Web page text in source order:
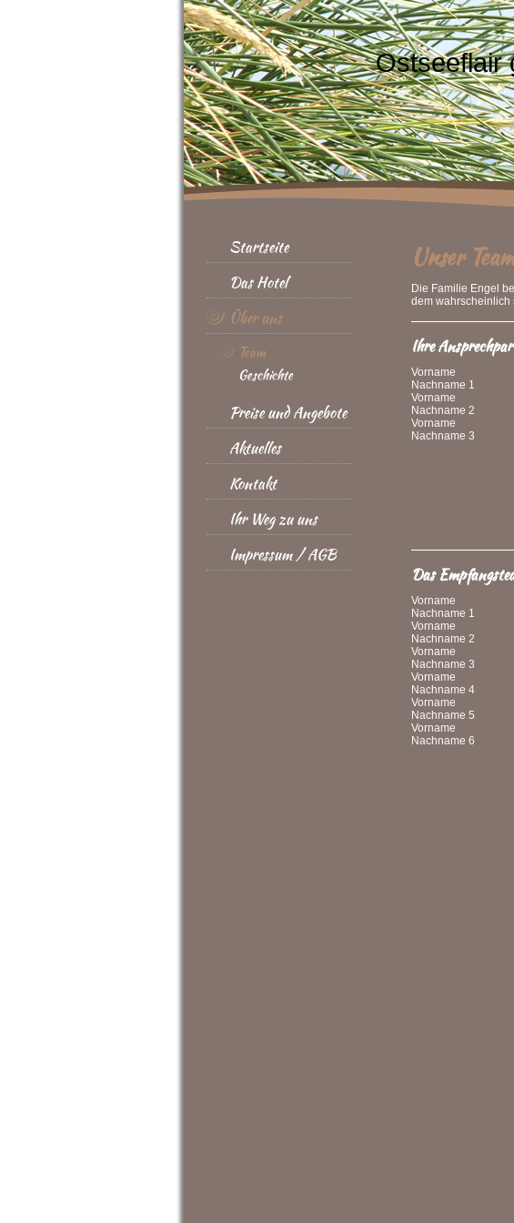
Ostseeflair
Startseite
Das Hotel
Über uns
Team
Geschichte
Preise und Angebote
Aktuelles
Kontakt
Ihr Weg zu uns
Impressum / AGB
Unser Team
Die Familie Engel
dem wahrscheinlich
Ihre
Vorname
Nachname 1
Vorname
Nachname 2
Vorname
Nachname 3
Das
Vorname
Nachname 1
Vorname
Nachname 2
Vorname
Nachname 3
Vorname
Nachname 4
Vorname
Nachname 5
Vorname
Nachname 6